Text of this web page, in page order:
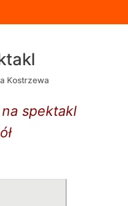
Kostrzewa
spektakl